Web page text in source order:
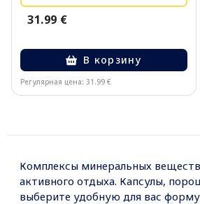
31.99 €
В корзину
Регулярная цена: 31.99 €
Комплексы минеральных
активного отдыха. Капсулы,
выберите удобную для вас